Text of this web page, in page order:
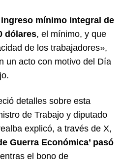
mínimo integral de
dólares, el mínimo, y que
de los trabajadores»,
un acto con motivo del Día
detalles sobre esta
de Trabajo y diputado
explicó, a través de X,
Guerra Económica’ pasó
el bono de